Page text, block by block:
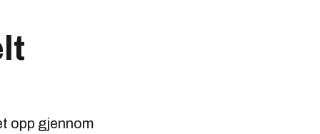
opp gjennom